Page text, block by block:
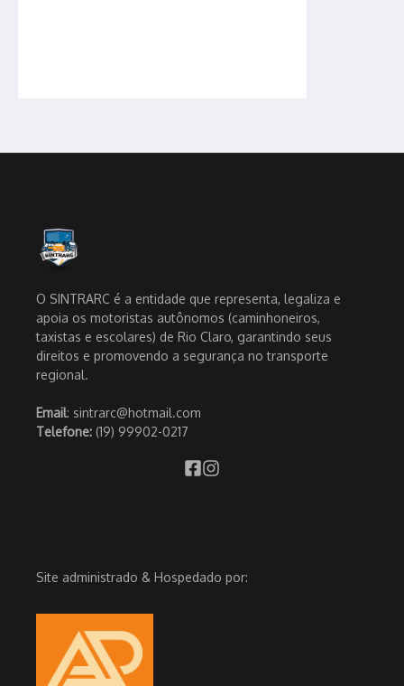
O SINTRARC é a entidade que representa, legaliza e
apoia os motoristas autônomos (caminhoneiros,
taxistas e escolares) de Rio Claro, garantindo seus
direitos e promovendo a segurança no transporte
regional.
Email: sintrarc@hotmail.com
Telefone: (19) 99902-0217
Site administrado & Hospedado por: